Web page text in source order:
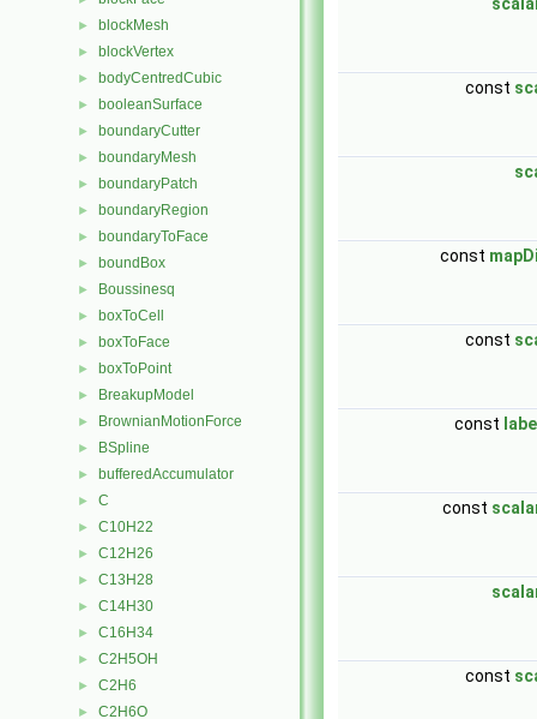
► blockMesh
► blockVertex
► bodyCentredCubic
► booleanSurface
► boundaryCutter
► boundaryMesh
► boundaryPatch
► boundaryRegion
► boundaryToFace
► boundBox
► Boussinesq
► boxToCell
► boxToFace
► boxToPoint
► BreakupModel
► BrownianMotionForce
► BSpline
► bufferedAccumulator
► C
► C10H22
► C12H26
► C13H28
► C14H30
► C16H34
► C2H5OH
► C2H6
► C2H6O
const
const
const
const
const
const